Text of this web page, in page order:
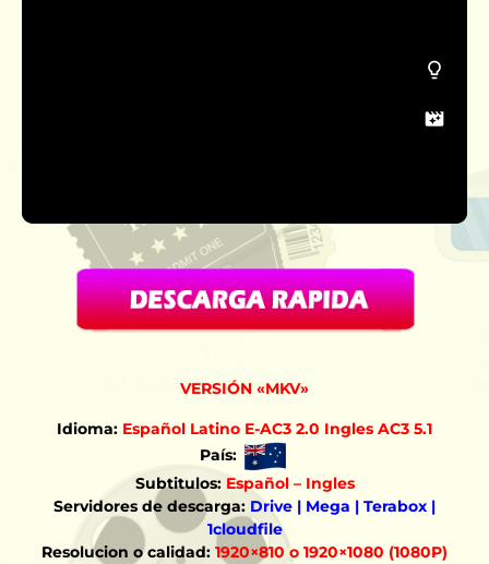
VERSIÓN «MKV»
Idioma: Español Latino E-AC3 2.0 Ingles AC3 5.1
País:
Subtitulos: Español – Ingles
Servidores de descarga: Drive | Mega | Terabox |
1cloudfile
Resolucion o calidad: 1920×810 o 1920×1080 (1080P)